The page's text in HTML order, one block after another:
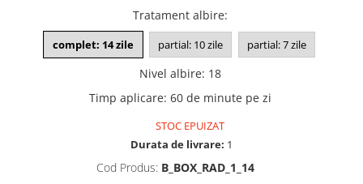
Tratament albire:
complet: 14 zile partial: 10 zile partial: 7 zile
Nivel albire: 18
Timp aplicare: 60 de minute pe zi
STOC EPUIZAT
Durata de livrare: 1
Cod Produs: B_BOX_RAD_1_14